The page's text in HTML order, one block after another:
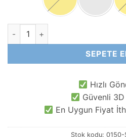
6x1 MM Kare Hematit Doğal Taş
SEPETE
Hızlı
Güvenli
En Uygun Fiyat
Stok kodu: 0150-